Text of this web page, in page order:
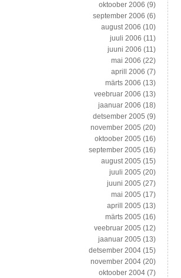
oktoober 2006 (9)
september 2006 (6)
august 2006 (10)
juuli 2006 (11)
juuni 2006 (11)
mai 2006 (22)
aprill 2006 (7)
märts 2006 (13)
veebruar 2006 (13)
jaanuar 2006 (18)
detsember 2005 (9)
november 2005 (20)
oktoober 2005 (16)
september 2005 (16)
august 2005 (15)
juuli 2005 (20)
juuni 2005 (27)
mai 2005 (17)
aprill 2005 (13)
märts 2005 (16)
veebruar 2005 (12)
jaanuar 2005 (13)
detsember 2004 (15)
november 2004 (20)
oktoober 2004 (7)